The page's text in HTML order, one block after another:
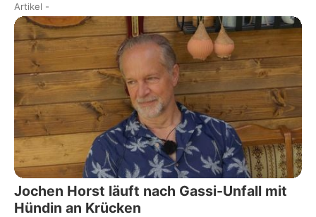
Artikel -
Jochen Horst läuft nach Gassi-Unfall mit
Hündin an Krücken